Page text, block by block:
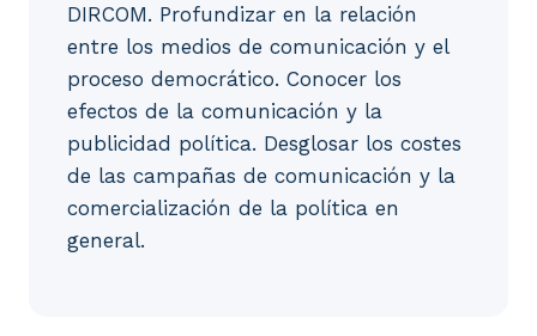
DIRCOM. Profundizar en la relación
entre los medios de comunicación y el
proceso democrático. Conocer los
efectos de la comunicación y la
publicidad política. Desglosar los costes
de las campañas de comunicación y la
comercialización de la política en
general.